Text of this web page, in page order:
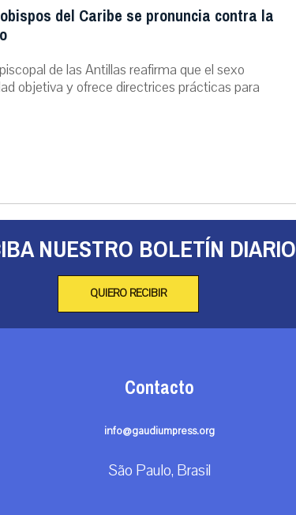
del Caribe se pronuncia contra la
de las Antillas reafirma que el sexo
objetiva y ofrece directrices prácticas para
NUESTRO BOLETÍN DIARIO
QUIERO RECIBIR
Contacto
info@gaudiumpress.org
São Paulo, Brasil